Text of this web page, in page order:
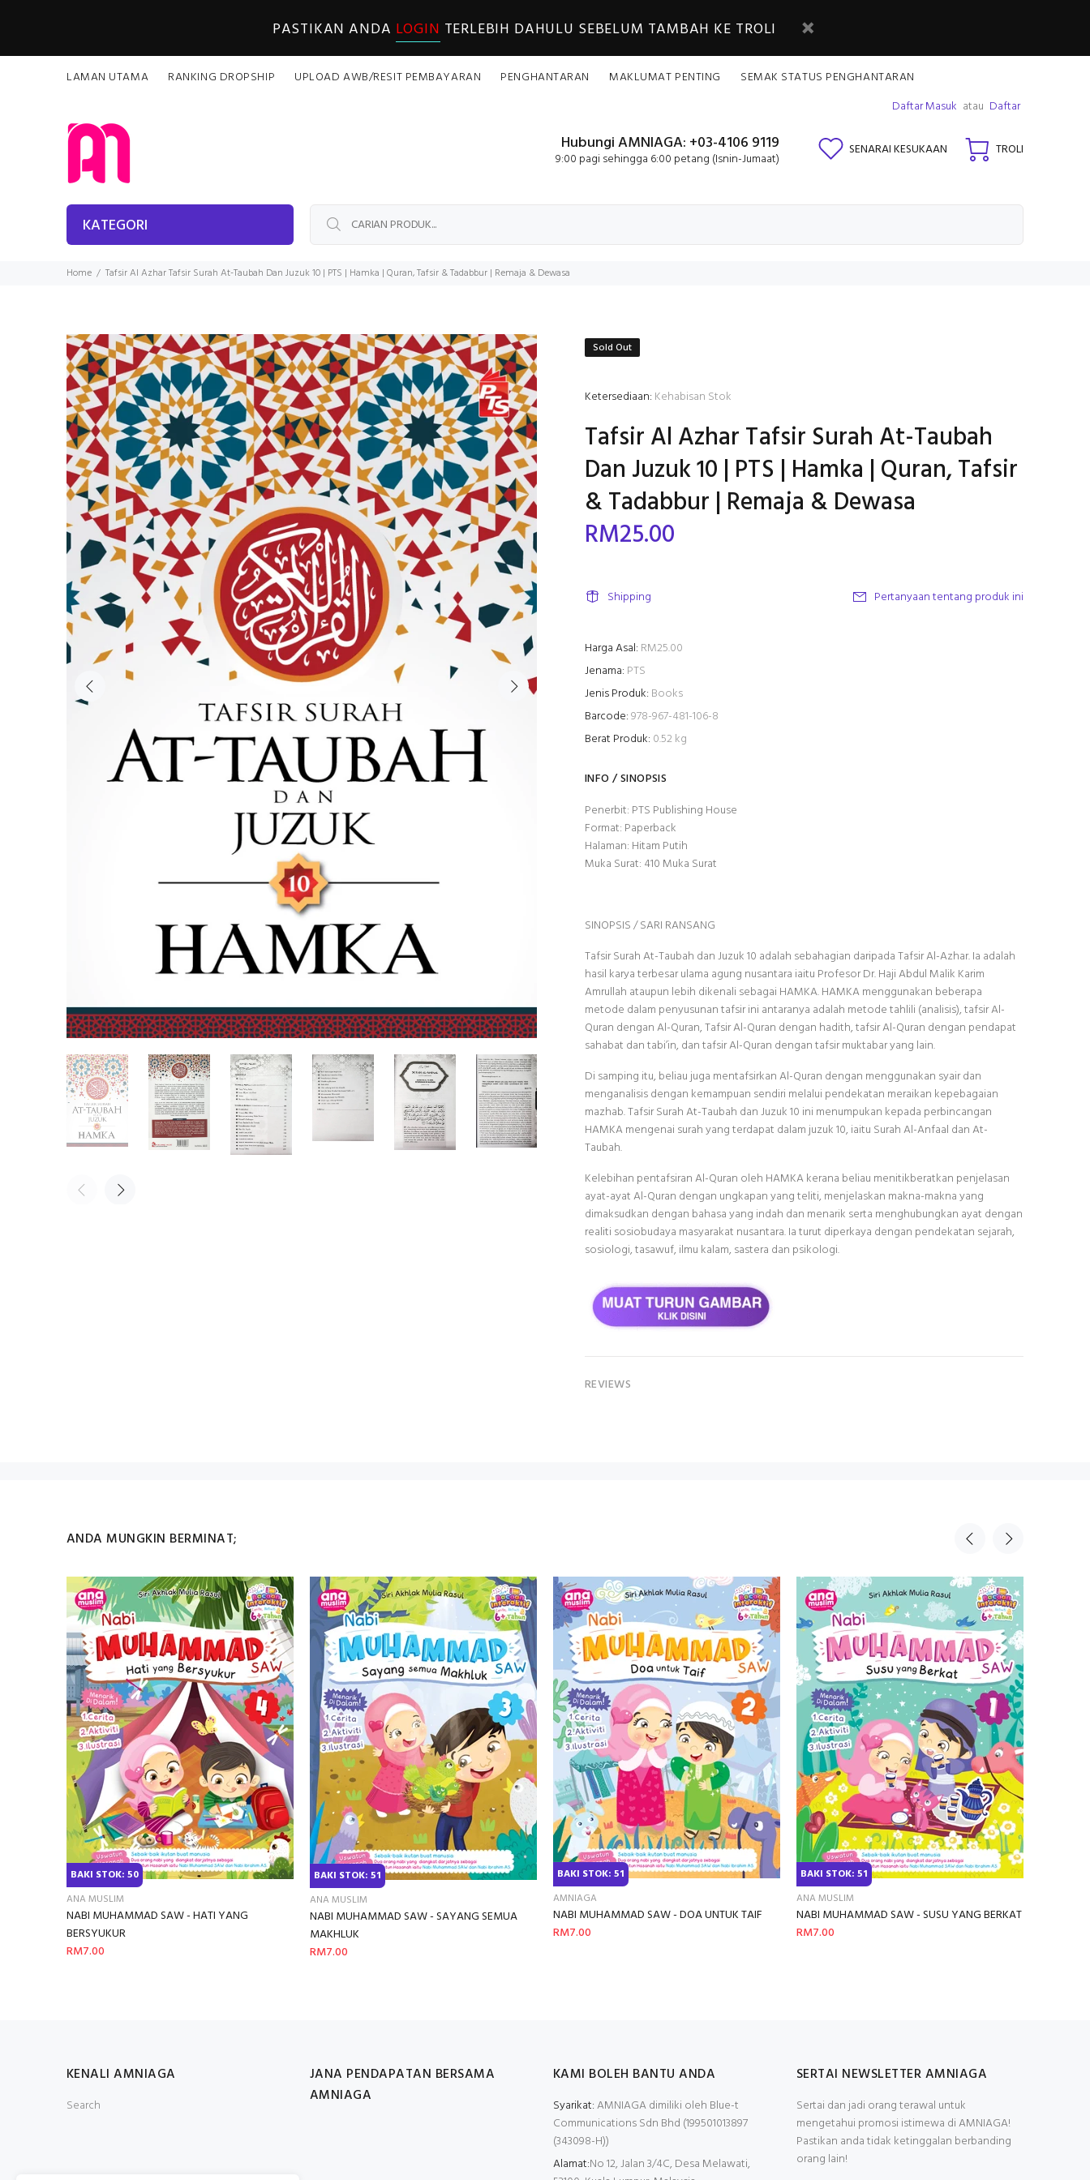
PASTIKAN ANDA LOGIN TERLEBIH DAHULU SEBELUM TAMBAH KE TROLI
LAMAN UTAMA RANKING DROPSHIP UPLOAD AWB/RESIT PEMBAYARAN PENGHANTARAN MAKLUMAT PENTING
SEMAK STATUS PENGHANTARAN
Daftar Masuk atau Daftar
Hubungi AMNIAGA: +03-4106 9119
9:00 pagi sehingga 6:00 petang (Isnin-Jumaat)
SENARAI KESUKAAN TROLI
KATEGORI
Home Tafsir Al Azhar Tafsir Surah At-Taubah Dan Juzuk 10 | PTS | Hamka | Quran, Tafsir & Tadabbur | Remaja & Dewasa
Sold Out
Ketersediaan: Kehabisan Stok
Tafsir Al Azhar Tafsir Surah At-Taubah
Dan Juzuk 10 | PTS | Hamka | Quran, Tafsir
& Tadabbur | Remaja & Dewasa
RM25.00
Shipping Pertanyaan tentang produk ini
Harga Asal: RM25.00
Jenama: PTS
Jenis Produk: Books
Barcode:978-967-481-106-8
Berat Produk: 0.52 kg
INFO / SINOPSIS
Penerbit: PTS Publishing House
Format: Paperback
Halaman: Hitam Putih
Muka Surat: 410 Muka Surat
SINOPSIS / SARI RANSANG
Tafsir Surah At-Taubah dan Juzuk 10 adalah sebahagian daripada Tafsir Al-Azhar. Ia adalah
hasil karya terbesar ulama agung nusantara iaitu Profesor Dr. Haji Abdul Malik Karim
Amrullah ataupun lebih dikenali sebagai HAMKA. HAMKA menggunakan beberapa
metode dalam penyusunan tafsir ini antaranya adalah metode tahlili (analisis), tafsir Al-
Quran dengan Al-Quran, Tafsir Al-Quran dengan hadith, tafsir Al-Quran dengan pendapat
sahabat dan tabi’in, dan tafsir Al-Quran dengan tafsir muktabar yang lain.
Di samping itu, beliau juga mentafsirkan Al-Quran dengan menggunakan syair dan
menganalisis dengan kemampuan sendiri melalui pendekatan meraikan kepebagaian
mazhab. Tafsir Surah At-Taubah dan Juzuk 10 ini menumpukan kepada perbincangan
HAMKA mengenai surah yang terdapat dalam juzuk 10, iaitu Surah Al-Anfaal dan At-
Taubah.
Kelebihan pentafsiran Al-Quran oleh HAMKA kerana beliau menitikberatkan penjelasan
ayat-ayat Al-Quran dengan ungkapan yang teliti, menjelaskan makna-makna yang
dimaksudkan dengan bahasa yang indah dan menarik serta menghubungkan ayat dengan
realiti sosiobudaya masyarakat nusantara. Ia turut diperkaya dengan pendekatan sejarah,
sosiologi, tasawuf, ilmu kalam, sastera dan psikologi.
REVIEWS
ANDA MUNGKIN BERMINAT;
BAKI STOK: 50
ANA MUSLIM
NABI MUHAMMAD SAW - HATI YANG
BERSYUKUR
RM7.00
BAKI STOK: 51
ANA MUSLIM
NABI MUHAMMAD SAW - SAYANG SEMUA
MAKHLUK
RM7.00
BAKI STOK: 51
AMNIAGA
NABI MUHAMMAD SAW - DOA UNTUK TAIF
RM7.00
BAKI STOK: 51
ANA MUSLIM
NABI MUHAMMAD SAW - SUSU YANG BERKAT
RM7.00
KENALI AMNIAGA
Search
JANA PENDAPATAN BERSAMA
AMNIAGA
KAMI BOLEH BANTU ANDA
Syarikat:AMNIAGA dimiliki oleh Blue-t
Communications Sdn Bhd (199501013897
(343098-H))
Alamat:No 12, Jalan 3/4C, Desa Melawati,
SERTAI NEWSLETTER AMNIAGA
Sertai dan jadi orang terawal untuk
mengetahui promosi istimewa di AMNIAGA!
Pastikan anda tidak ketinggalan berbanding
orang lain!